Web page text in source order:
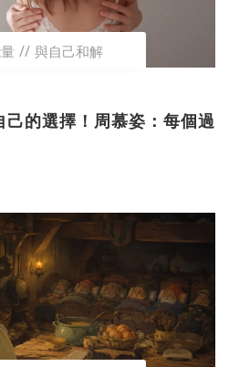
與自己和解
己的選擇！周慕姿：每個過